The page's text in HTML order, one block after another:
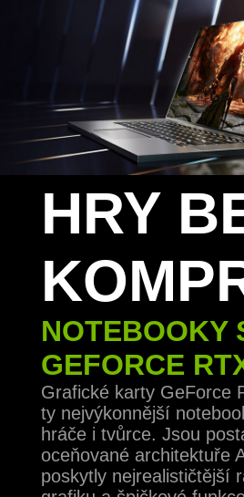
HRY
NOTEBOOKY
GEFORCE
Grafické karty GeForce
ty nejvýkonnější
hráče i tvůrce. Jsou
oceňované architektuře
poskytly nejrealističtější